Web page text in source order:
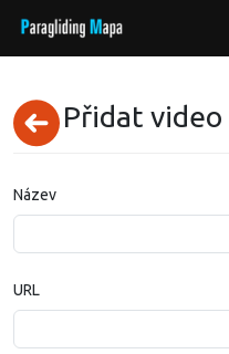
Přidat video
Název
URL